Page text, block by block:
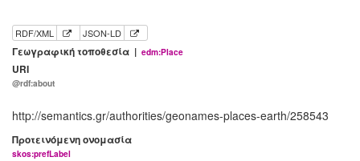
RDF/XML JSON-LD
Γεωγραφική τοποθεσία | edm:Place
URI
@rdf:about
http://semantics.gr/authorities/geonames-places-earth/258543
Προτεινόμενη ονομασία
skos:prefLabel